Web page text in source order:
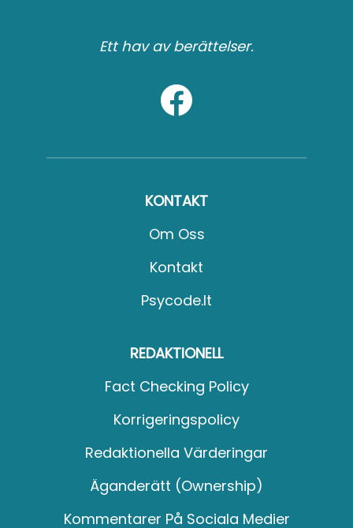
Ett hav av berättelser.
KONTAKT
Om Oss
Kontakt
Psycode.it
REDAKTIONELL
Fact Checking Policy
Korrigeringspolicy
Redaktionella Värderingar
Äganderätt (Ownership)
Kommentarer På Sociala Medier